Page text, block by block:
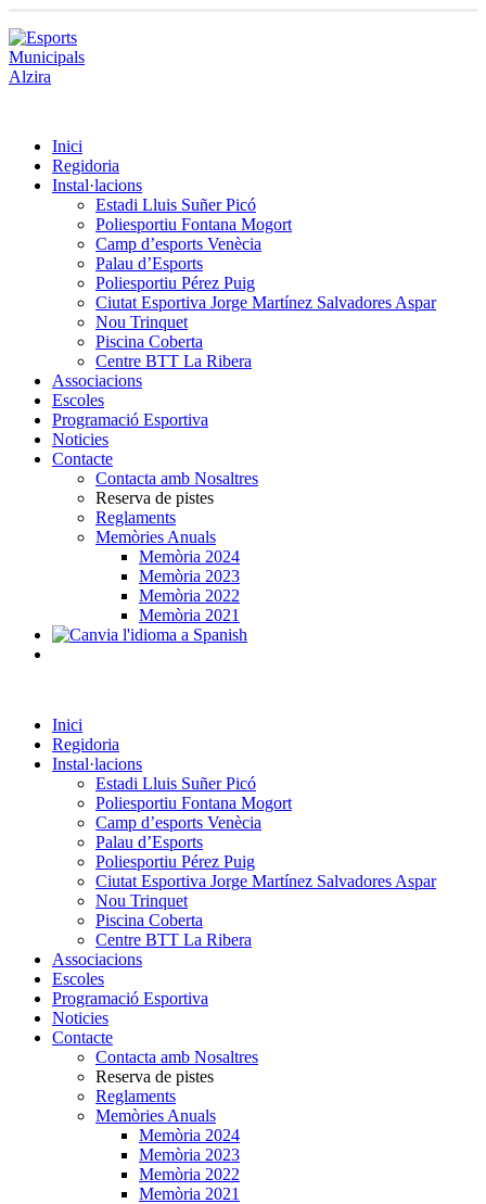
Inici
Regidoria
Instal·lacions
Estadi Lluis Suñer Picó
Poliesportiu Fontana Mogort
Camp d’esports Venècia
Palau d’Esports
Poliesportiu Pérez Puig
Ciutat Esportiva Jorge Martínez Salvadores Aspar
Nou Trinquet
Piscina Coberta
Centre BTT La Ribera
Associacions
Escoles
Programació Esportiva
Noticies
Contacte
Contacta amb Nosaltres
Reserva de pistes
Reglaments
Memòries Anuals
Memòria 2024
Memòria 2023
Memòria 2022
Memòria 2021
Inici
Regidoria
Instal·lacions
Estadi Lluis Suñer Picó
Poliesportiu Fontana Mogort
Camp d’esports Venècia
Palau d’Esports
Poliesportiu Pérez Puig
Ciutat Esportiva Jorge Martínez Salvadores Aspar
Nou Trinquet
Piscina Coberta
Centre BTT La Ribera
Associacions
Escoles
Programació Esportiva
Noticies
Contacte
Contacta amb Nosaltres
Reserva de pistes
Reglaments
Memòries Anuals
Memòria 2024
Memòria 2023
Memòria 2022
Memòria 2021